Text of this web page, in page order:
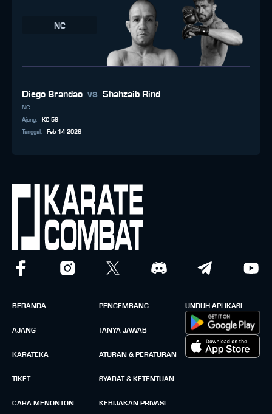
NC
Diego Brandao vs Shahzaib Rind
NC
Ajang:
KC 59
Tanggal : Feb 14 2026
BERANDA
AJANG
KARATEKA
TIKET
CARA MENONTON
PENGEMBANG
TANYA-JAWAB
ATURAN & PERATURAN
SYARAT & KETENTUAN
KEBIJAKAN PRIVASI
UNDUH APLIKASI